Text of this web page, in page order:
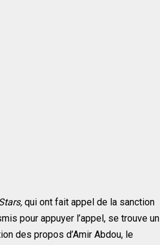
qui ont fait appel de la sanction
pour appuyer l’appel, se trouve un
des propos d’Amir Abdou, le